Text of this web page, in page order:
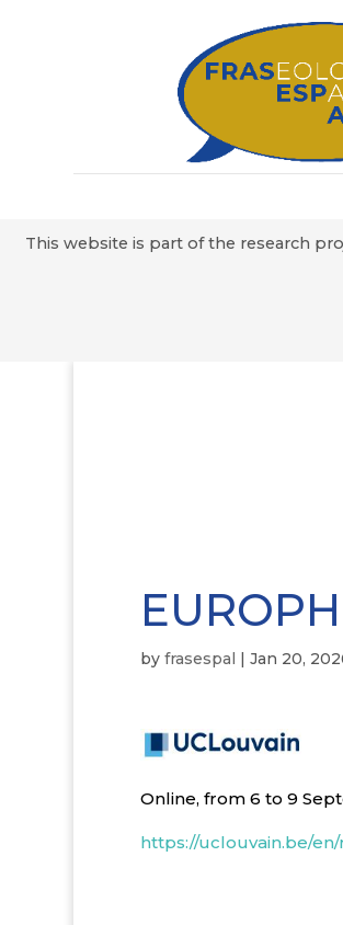
This website is part of the research
by frasespal | Jan 20,
Online, from 6 to 9
https://uclouvain.be/